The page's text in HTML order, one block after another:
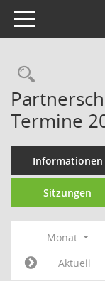
Toggle navigation
Termine
Informationen
Sitzungen
Monat
Aktuell